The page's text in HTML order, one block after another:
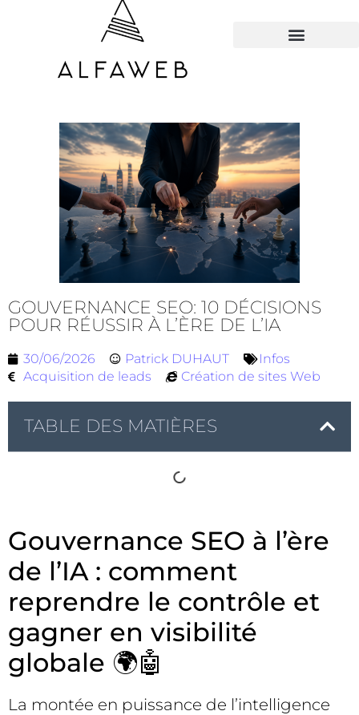
GOUVERNANCE SEO: 10 DÉCISIONS
POUR RÉUSSIR À L’ÈRE DE L’IA
30/06/2026 Patrick DUHAUT
Infos
Acquisition de leads
Création de sites Web
TABLE DES MATIÈRES
Gouvernance SEO à l’ère
de l’IA : comment
reprendre le contrôle et
gagner en visibilité
globale 🌍🤖
La montée en puissance de l’intelligence